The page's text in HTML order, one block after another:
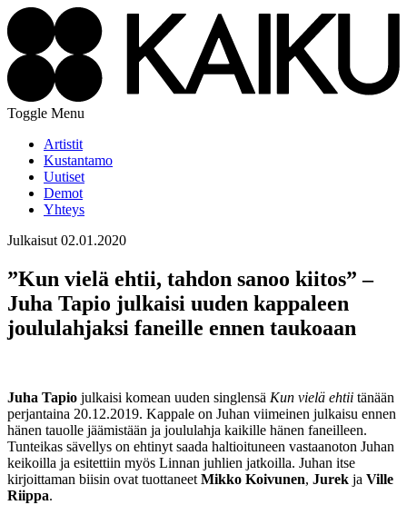
Toggle Menu
Artistit
Kustantamo
Uutiset
Demot
Yhteys
Julkaisut 02.01.2020
”Kun vielä ehtii, tahdon sanoo kiitos” –
Juha Tapio julkaisi uuden kappaleen
joululahjaksi faneille ennen taukoaan
Juha Tapio julkaisi komean uuden singlensä Kun vielä ehtii tänään
perjantaina 20.12.2019. Kappale on Juhan viimeinen julkaisu ennen
hänen tauolle jäämistään ja joululahja kaikille hänen faneilleen.
Tunteikas sävellys on ehtinyt saada haltioituneen vastaanoton Juhan
keikoilla ja esitettiin myös Linnan juhlien jatkoilla. Juhan itse
kirjoittaman biisin ovat tuottaneet Mikko Koivunen, Jurek ja Ville
Riippa.